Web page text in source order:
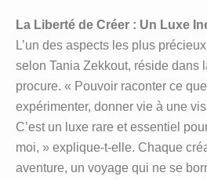
La Liberté de Créer : Un Luxe
L’un des aspects les plus
selon Tania Zekkout, réside dans
procure. « Pouvoir raconter ce
expérimenter, donner vie à une
C’est un luxe rare et essentiel
moi, » explique-t-elle. Chaque
aventure, un voyage qui ne se